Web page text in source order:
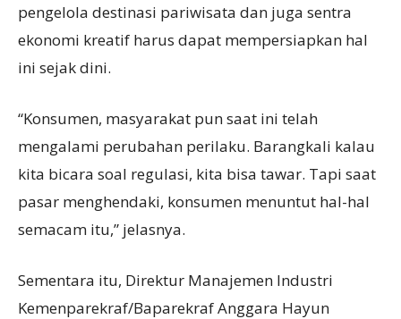
pengelola destinasi pariwisata dan juga sentra
ekonomi kreatif harus dapat mempersiapkan hal
ini sejak dini.
“Konsumen, masyarakat pun saat ini telah
mengalami perubahan perilaku. Barangkali kalau
kita bicara soal regulasi, kita bisa tawar. Tapi saat
pasar menghendaki, konsumen menuntut hal-hal
semacam itu,” jelasnya.
Sementara itu, Direktur Manajemen Industri
Kemenparekraf/Baparekraf Anggara Hayun